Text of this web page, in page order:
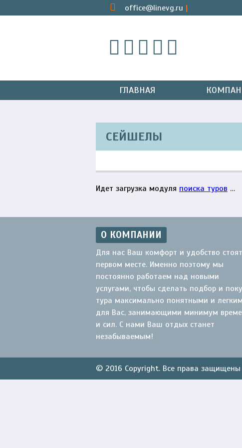
office@linevg.ru
ГЛАВНАЯ
СЕЙШЕЛЫ
Идет загрузка модуля поиска туров …
О КОМПАНИИ
Для нас Ваш комфорт и удобство
первом месте. Именно поэтому мы
постоянно работаем над новыми
услугами, чтобы сделать подбор и
тура максимально понятными и
для Вас, занимающими минимум
и сил. С нами Ваш отдых станет
незабываемым!
© 2016 Copyright. Все права защищены